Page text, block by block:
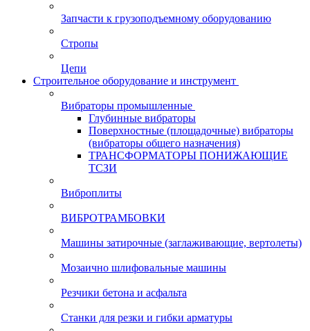
Запчасти к грузоподъемному оборудованию
Стропы
Цепи
Строительное оборудование и инструмент
Вибраторы промышленные
Глубинные вибраторы
Поверхностные (площадочные) вибраторы
(вибраторы общего назначения)
ТРАНСФОРМАТОРЫ ПОНИЖАЮЩИЕ
ТСЗИ
Виброплиты
ВИБРОТРАМБОВКИ
Машины затирочные (заглаживающие, вертолеты)
Мозаично шлифовальные машины
Резчики бетона и асфальта
Станки для резки и гибки арматуры